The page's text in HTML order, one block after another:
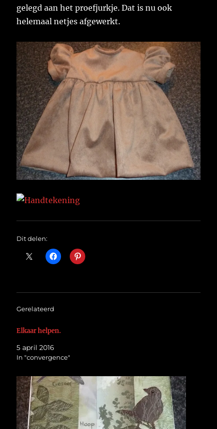
gelegd aan het proefjurkje. Dat is nu ook
helemaal netjes afgewerkt.
Dit delen:
Gerelateerd
Elkaar helpen.
5 april 2016
In "convergence"